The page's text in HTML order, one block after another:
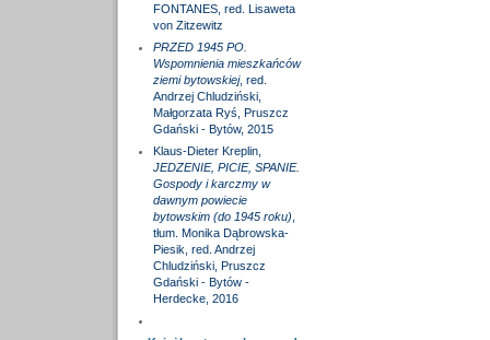
FONTANES, red. Lisaweta
von Zitzewitz
PRZED 1945 PO.
Wspomnienia mieszkańców
ziemi bytowskiej, red.
Andrzej Chludziński,
Małgorzata Ryś, Pruszcz
Gdański - Bytów, 2015
Klaus-Dieter Kreplin,
JEDZENIE, PICIE, SPANIE.
Gospody i karczmy w
dawnym powiecie
bytowskim (do 1945 roku)
tłum. Monika Dąbrowska-
Piesik, red. Andrzej
Chludziński, Pruszcz
Gdański - Bytów -
Herdecke, 2016